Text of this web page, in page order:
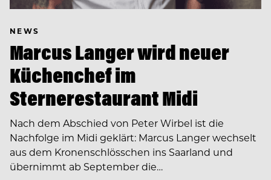
NEWS
Marcus Langer wird neuer
Küchenchef im
Sternerestaurant Midi
Nach dem Abschied von Peter Wirbel ist die
Nachfolge im Midi geklärt: Marcus Langer wechselt
aus dem Kronenschlösschen ins Saarland und
übernimmt ab September die…